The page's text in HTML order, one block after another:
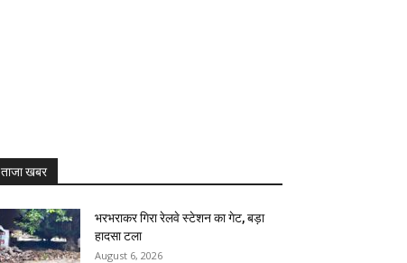
ताजा खबर
भरभराकर गिरा रेलवे स्टेशन का गेट, बड़ा
हादसा टला
August 6, 2026